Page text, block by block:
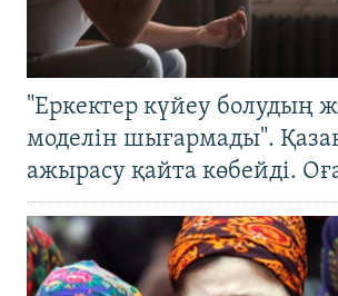
"Еркектер күйеу болудың
моделін шығармады".
ажырасу қайта көбейді.